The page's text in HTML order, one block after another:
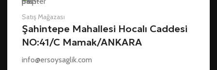
Satış Mağazası
Şahintepe Mahallesi Hocalı Caddesi
NO:41/C Mamak/ANKARA
info@ersoysaglik.com